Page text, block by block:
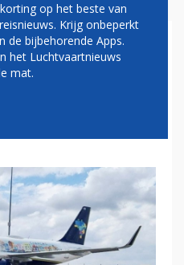
OP
MEER MET
NAAR FORT
op het beste van
Krijg onbeperkt
de bijbehorende Apps.
het Luchtvaartnieuws
mat.